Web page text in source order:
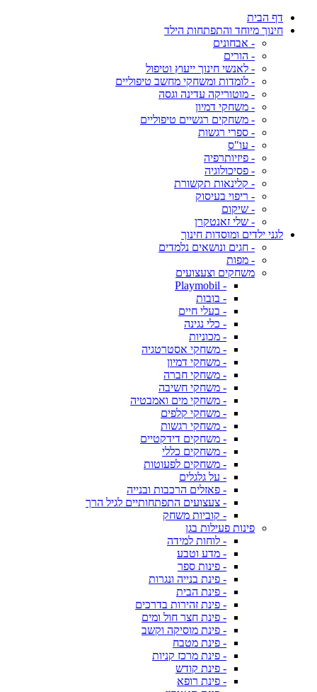
דף הבית
חינוך מיוחד והתפתחות הילד
- אבחונים
- הורים
- לאנשי חינוך ייעוץ וטיפול
- לומדות ומשחקי מחשב טיפוליים
- מוטוריקה עדינה וגסה
- משחקי דמיון
- משחקים רגשיים טיפוליים
- ספרי רגשות
- עו"ס
- פיזיותרפיה
- פסיכולוגיה
- קלינאות תקשורת
- ריפוי בעיסוק
- שיקום
- שלי זאנטקרן
לגני ילדים ומוסדות חינוך
- חגים ונושאים נלמדים
- מפות
משחקים וצעצועים
- Playmobil
- בובות
- בעלי חיים
- כלי נגינה
- מכוניות
- משחקי אסטרטגיה
- משחקי דמיון
- משחקי חברה
- משחקי חשיבה
- משחקי מים ואמבטיה
- משחקי קלפים
- משחקי רגשות
- משחקים דידקטיים
- משחקים כללי
- משחקים לפעוטות
- על גלגלים
- פאזלים הרכבות ובנייה
- צעצועים התפתחותיים לגיל הרך
- קוביות משחק
פינות פעילות בגן
- לוחות למידה
- מדע וטבע
- פינות ספר
- פינת בנייה ונגרות
- פינת הבית
- פינת זהירות בדרכים
- פינת חצר חול ומים
- פינת מוסיקה וקשב
- פינת מטבח
- פינת מרכז קניות
- פינת קודש
- פינת רופא